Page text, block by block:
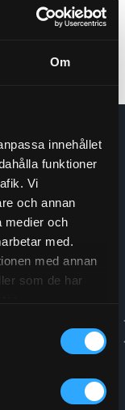
Om
innehållet
funktioner
Vi
och annan
medier och
med.
med annan
som de har